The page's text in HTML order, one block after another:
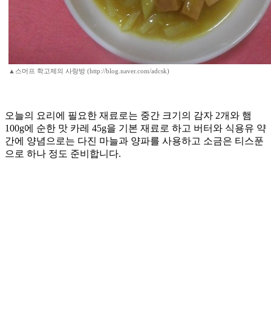
▲스머프 학고제의 사랑방 (http://blog.naver.com/adcsk)
오늘의 요리에 필요한 재료로는 중간 크기의 감자 2개와 햄
100g에 순한 맛 카레 45g을 기본 재료로 하고 버터와 식용유 약
간에 양념으로는 다진 마늘과 양파를 사용하고 소금은 티스푼
으로 하나 정도 준비합니다.